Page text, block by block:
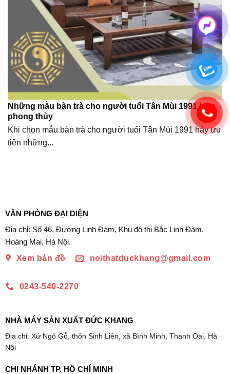
Những mẫu bàn trà cho người tuổi Tân Mùi 1991 hợp
phong thủy
Khi chọn mẫu bàn trà cho người tuổi Tân Mùi 1991 hãy ưu
tiên những...
VĂN PHÒNG ĐẠI DIỆN
Địa chỉ: Số 46, Đường Linh Đàm, Khu đô thị Bắc Linh Đàm,
Hoàng Mai, Hà Nội.
Xem bản đồ
noithatduckhang@gmail.com
0243-540-2270
NHÀ MÁY SẢN XUẤT ĐỨC KHANG
Địa chỉ: Xứ Ngõ Gỗ, thôn Sinh Liên, xã Bình Minh, Thanh Oai, Hà
Nội
CHI NHÁNH TP. HỒ CHÍ MINH